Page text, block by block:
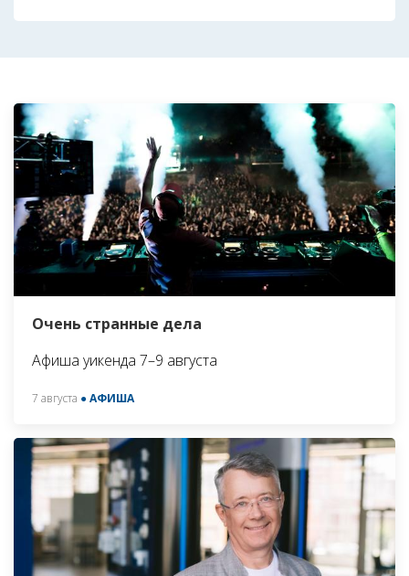
Очень странные дела
Афиша уикенда 7–9 августа
7 августа ● АФИША